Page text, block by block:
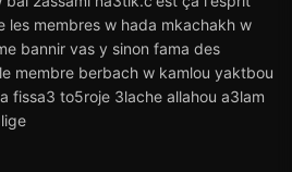
les membres w hada mkachakh w
bannir vas y sinon fama des
membre berbach w kamlou yaktbou
fissa3 to5roje 3lache allahou a3lam